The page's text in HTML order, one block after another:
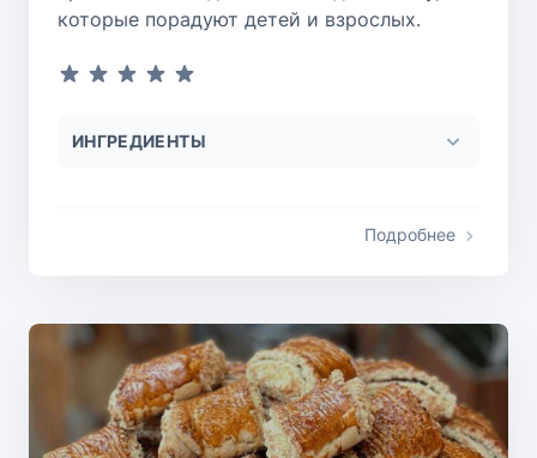
которые порадуют детей и взрослых.
ИНГРЕДИЕНТЫ
Подробнее